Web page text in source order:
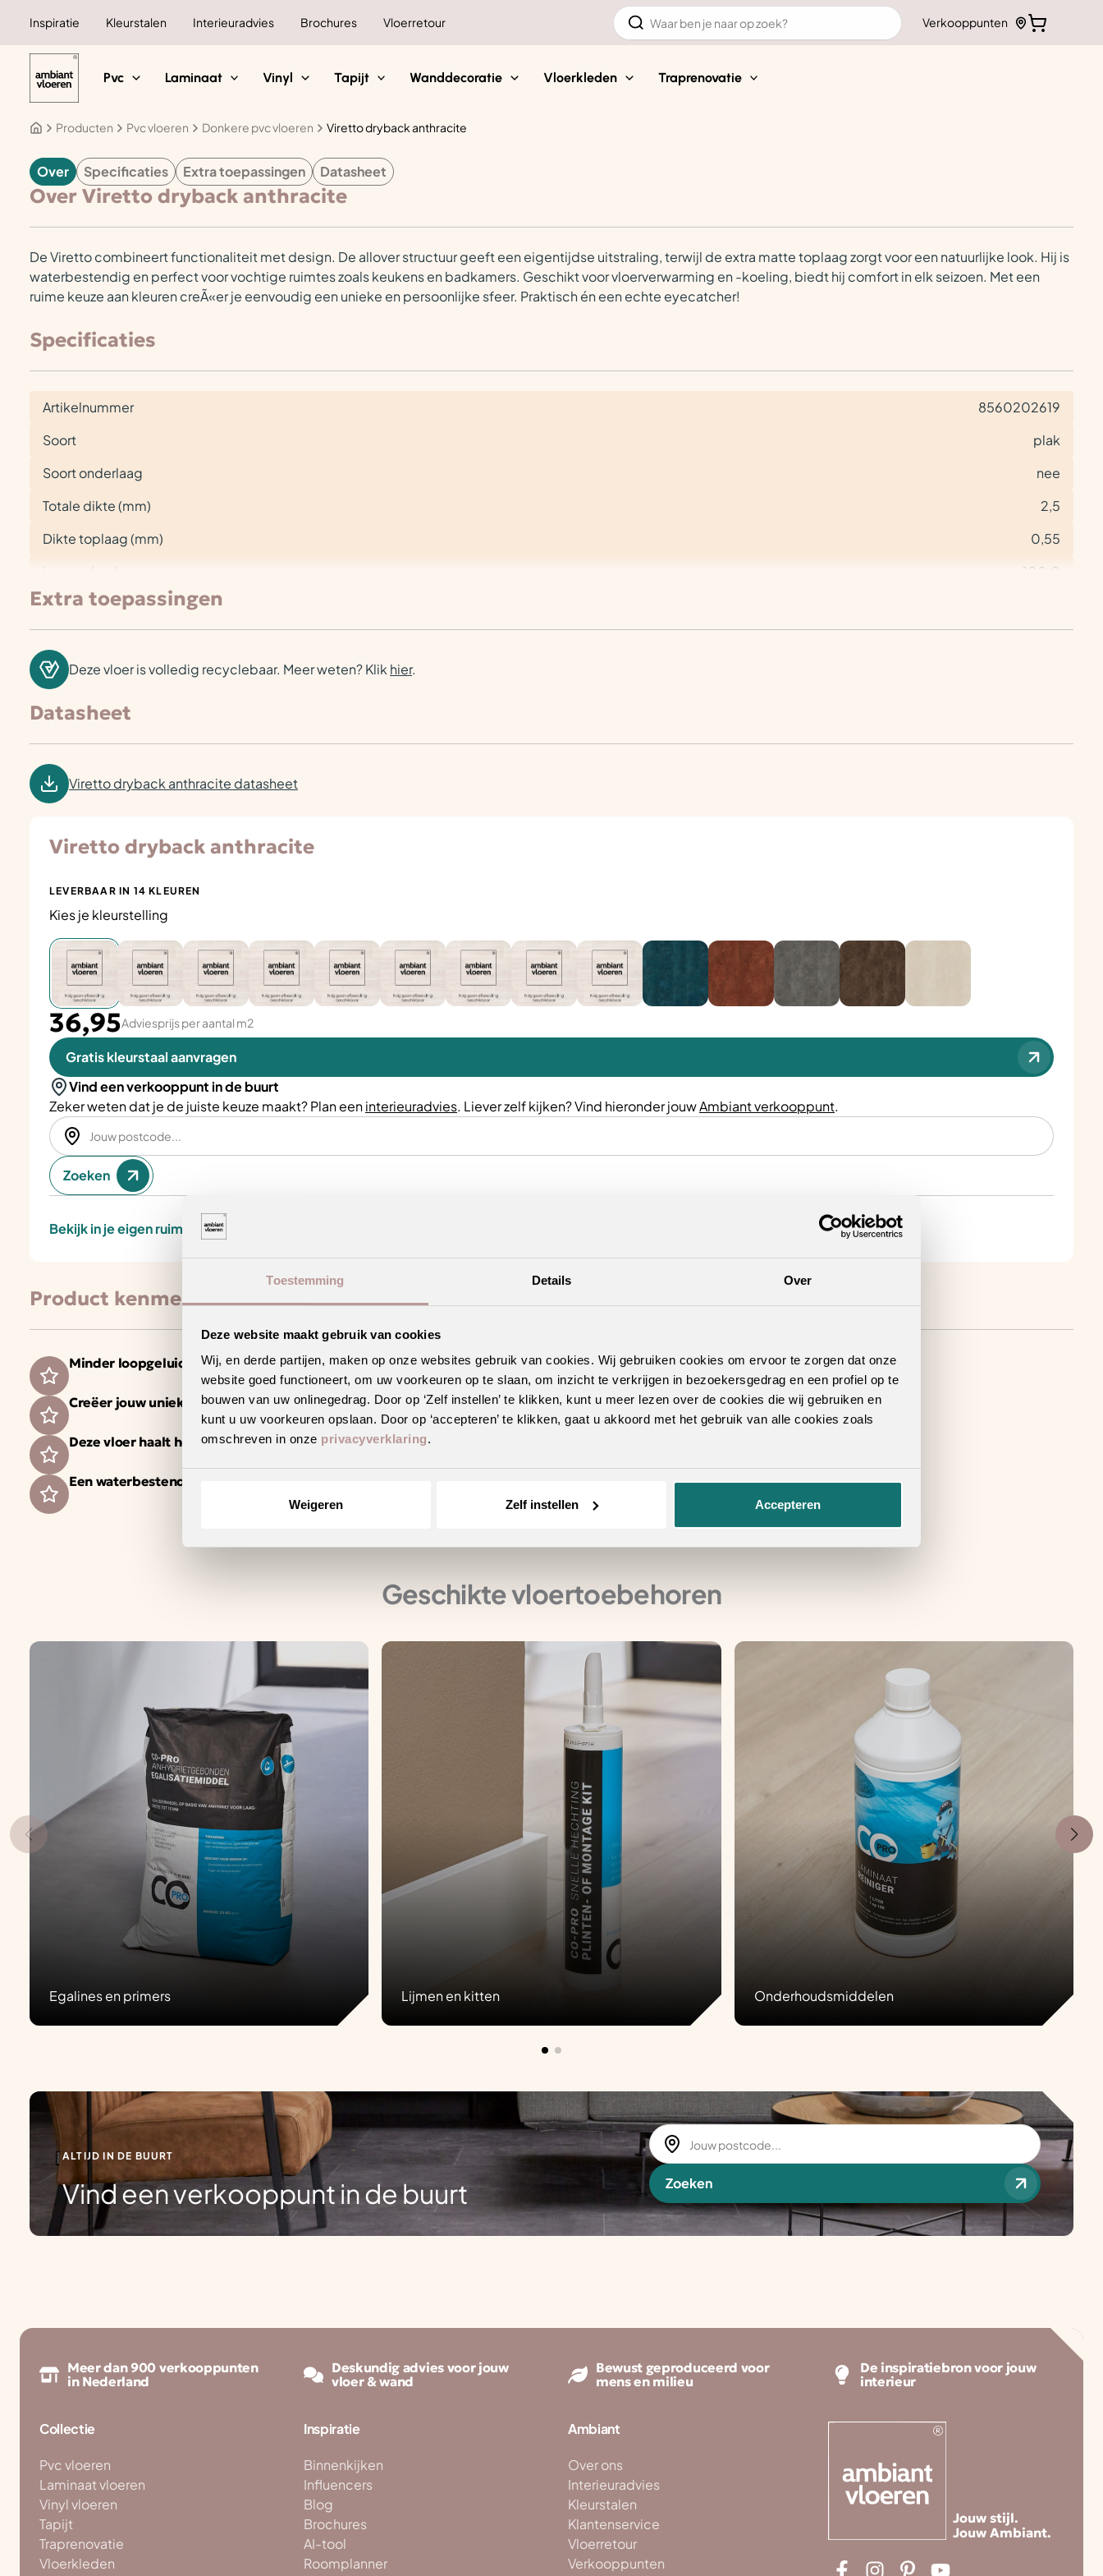
Toestemming Details Over
Deze website maakt gebruik van cookies
Wij, en derde partijen, maken op onze websites gebruik van cookies. Wij gebruiken cookies om ervoor te zorgen dat onze
website goed functioneert, om uw voorkeuren op te slaan, om inzicht te verkrijgen in bezoekersgedrag en een profiel op te
bouwen van uw onlinegedrag. Door op ‘Zelf instellen’ te klikken, kunt u meer lezen over de cookies die wij gebruiken en
kunt u uw voorkeuren opslaan. Door op ‘accepteren’ te klikken, gaat u akkoord met het gebruik van alle cookies zoals
omschreven in onze privacyverklaring.
Weigeren Zelf instellen Accepteren
Inspiratie Kleurstalen Interieuradvies Brochures Vloerretour
Zoeken
naar:
Verkooppunten
Pvc Laminaat Vinyl Tapijt Wanddecoratie Vloerkleden Traprenovatie
Producten Pvc vloeren Donkere pvc vloeren Viretto dryback anthracite
PVC
Over Specificaties Extra toepassingen Datasheet
Over Viretto dryback anthracite
De Viretto combineert functionaliteit met design. De allover structuur geeft een eigentijdse uitstraling, terwijl de extra matte toplaag zorgt voor een natuurlijke look. Hij is
waterbestendig en perfect voor vochtige ruimtes zoals keukens en badkamers. Geschikt voor vloerverwarming en -koeling, biedt hij comfort in elk seizoen. Met een
ruime keuze aan kleuren creÃ«er je eenvoudig een unieke en persoonlijke sfeer. Praktisch én een echte eyecatcher!
Specificaties
Artikelnummer
8560202619
Soort
plak
Soort onderlaag
nee
Totale dikte (mm)
2,5
Dikte toplaag (mm)
0,55
Lengte (cm)
100,0
Extra toepassingen
Deze vloer is volledig recyclebaar. Meer weten? Klik hier.
Datasheet
Viretto dryback anthracite datasheet
Viretto dryback anthracite
LEVERBAAR IN 14 KLEUREN
Kies je kleurstelling
36,95Adviesprijs per aantal m2
Gratis kleurstaal aanvragen
Vind een verkooppunt in de buurt
Zeker weten dat je de juiste keuze maakt? Plan eeninterieuradvies. Liever zelf kijken? Vind hieronder jouwAmbiant verkooppunt.
Zoeken
Bekijk in je eigen ruimte
Product kenmerken
Minder loopgeluid voor meer wooncomfort
Creëer jouw unieke woonstijl met dit trendy decor en/of patroon
Deze vloer haalt het maximale uit jouw vloerverwarming en -koeling
Een waterbestendige vloer voor zorgeloos wooncomfort
Geschikte vloertoebehoren
Egalines en primers Lijmen en kitten Onderhoudsmiddelen
ALTIJD IN DE BUURT
Vind een verkooppunt in de buurt Zoeken
Meer dan 900 verkooppunten
in Nederland
Deskundig advies voor jouw
vloer & wand
Bewust geproduceerd voor
mens en milieu
De inspiratiebron voor jouw
interieur
Collectie
Pvc vloeren
Laminaat vloeren
Vinyl vloeren
Tapijt
Traprenovatie
Vloerkleden
Inspiratie
Binnenkijken
Influencers
Blog
Brochures
AI-tool
Roomplanner
Ambiant
Over ons
Interieuradvies
Kleurstalen
Klantenservice
Vloerretour
Verkooppunten
Jouw stijl.
Jouw Ambiant.